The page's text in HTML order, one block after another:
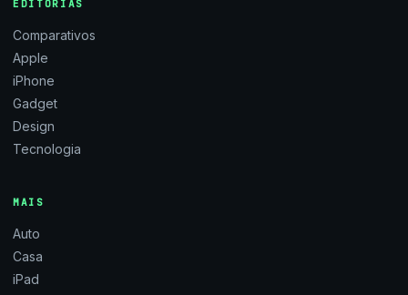
EDITORIAS
Comparativos
Apple
iPhone
Gadget
Design
Tecnologia
MAIS
Auto
Casa
iPad